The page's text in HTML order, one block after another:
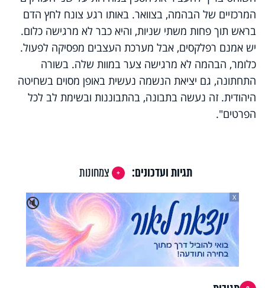
המרכזיים של הבהמה, בצוואר. באותו רגע צונח לחץ הדם
בראש תוך פחות משתי שניות, והיא כבר לא מרגישה כלום.
יש אמנם רפלקסים, אבל מערכת העצבים מפסיקה לפעול.
כלומר, הבהמה לא מרגישה צער במוות שלה. בשורה
התחתונה, גם יציאת הנשמה נעשית באופן מסוים בשחיטה
היהודית. זה נעשה בתבונה, בהתבוננות ובשימת לב לכל
הפרטים".
תגיות ועדכונים:
צמחונות
🔇
X